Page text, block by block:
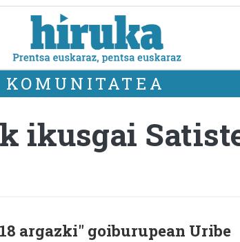
KOMUNITATEA
ikusgai
argazki" goiburupean Uribe